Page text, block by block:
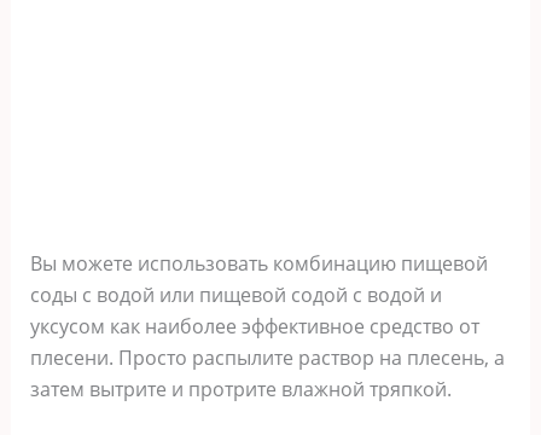
Вы можете использовать комбинацию пищевой
соды с водой или пищевой содой с водой и
уксусом как наиболее эффективное средство от
плесени. Просто распылите раствор на плесень, а
затем вытрите и протрите влажной тряпкой.